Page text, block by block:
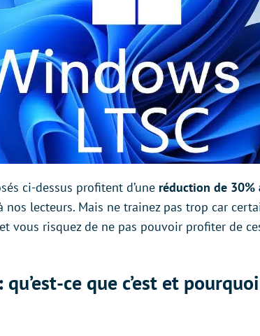
ci-dessus profitent d’une réduction de 30%
nos lecteurs. Mais ne trainez pas trop car
vous risquez de ne pas pouvoir profiter de
qu’est-ce que c’est et